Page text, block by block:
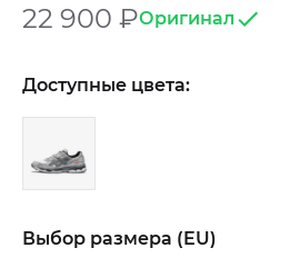
22 900 ₽Оригинал
Доступные цвета:
Выбор размера (EU)